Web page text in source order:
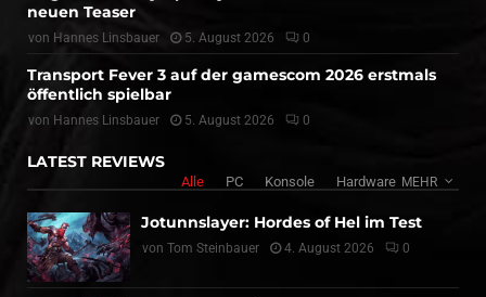
neuen Teaser
von Hannes Linsbauer 5. August 2026 0
Transport Fever 3 auf der gamescom 2026 erstmals
öffentlich spielbar
von Hannes Linsbauer 5. August 2026 0
LATEST REVIEWS
Alle PC Konsole Hardware MEHR
Jotunnslayer: Hordes of Hel im Test
von Tom Steinbauer 4. August 2026 0